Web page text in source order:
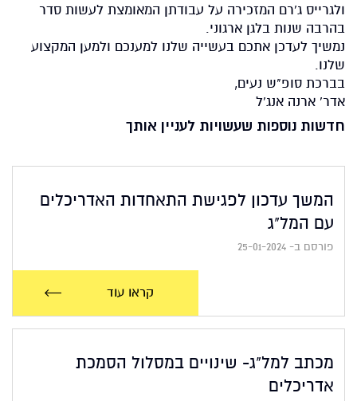
ולגרייס ג'רם המזכירה על עבודתן המאומצת לעשות סדר
בהרבה שנות בלגן ארגוני.
נמשיך לעדכן אתכם בעשייה שלנו למענכם ולמען המקצוע
שלנו.
בברכת סופ"ש נעים,
אדר' ארנה אנג'ל
חדשות נוספות שעשויות לעניין אותך
המשך עדכון לפגישת התאחדות האדריכלים
עם המל"ג
פורסם ב- 25-01-2024
קראו עוד
מכתב למל"ג- שינויים במסלול הסמכת
אדריכלים